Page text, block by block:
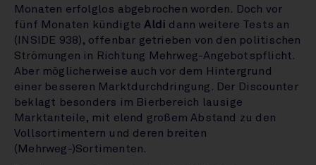
Monaten erfolglos abgebrochen worden. Doch vor
fünf Monaten kündigte Aldi dann weitere Tests an
(INSIDE 938), offenbar getrieben von den politischen
Strömungen in Richtung Mehrweg-Angebotspflicht.
Aber möglicherweise auch vor dem Hintergrund
einer besseren Marktdurchdringung. Der Discounter
beklagt besonders im Bierbereich lausige
Marktanteile, mit elend großem Abstand zu den
Vollsortimentern und deren breiten
(Mehrweg-)Sortimenten.